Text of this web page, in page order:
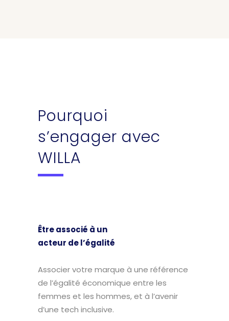
Pourquoi
s’engager avec
WILLA
Être associé à un
acteur de l’égalité
Associer votre marque à une référence
de l’égalité économique entre les
femmes et les hommes, et à l’avenir
d’une tech inclusive.